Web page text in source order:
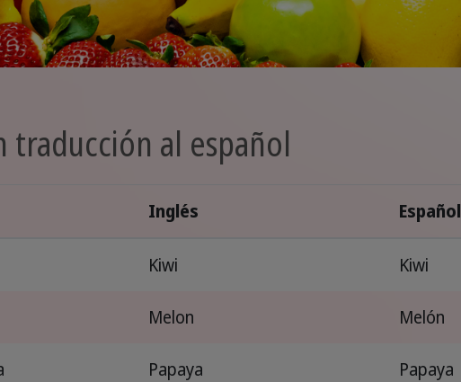
traducción al español
Inglés Español
Kiwi Kiwi
Melon Melón
Papaya Papaya